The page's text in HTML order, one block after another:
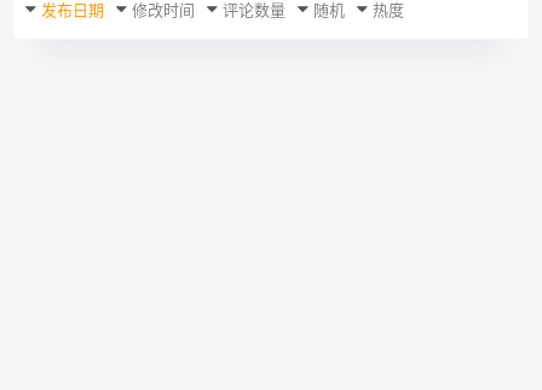
发布日期 修改时间 评论数量 随机 热度